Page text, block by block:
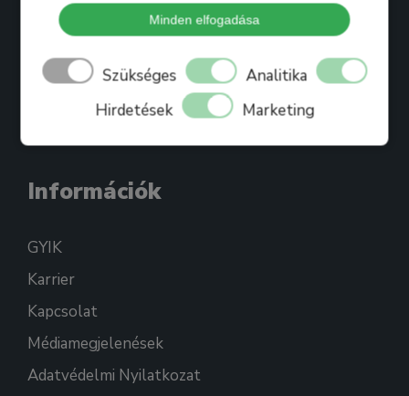
Minden elfogadása
Szükséges
Analitika
Hirdetések
Marketing
Ajándékkártya
Blog
Jelentkezés
Információk
GYIK
Karrier
Kapcsolat
Médiamegjelenések
Adatvédelmi Nyilatkozat